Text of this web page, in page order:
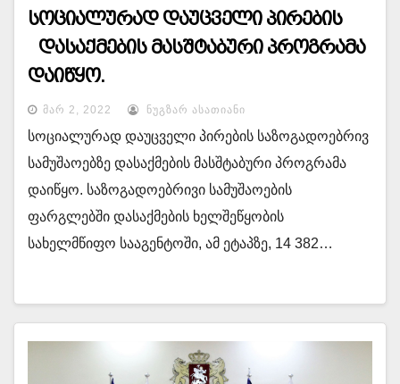
სოციალურად დაუცველი პირების
დასაქმების მასშტაბური პროგრამა
დაიწყო.
ᲛᲐᲠ 2, 2022 ᲜᲣᲒᲖᲐᲠ ᲐᲡᲐᲗᲘᲐᲜᲘ
სოციალურად დაუცველი პირების საზოგადოებრივ
სამუშაოებზე დასაქმების მასშტაბური პროგრამა
დაიწყო. საზოგადოებრივი სამუშაოების
ფარგლებში დასაქმების ხელშეწყობის
სახელმწიფო სააგენტოში, ამ ეტაპზე, 14 382…